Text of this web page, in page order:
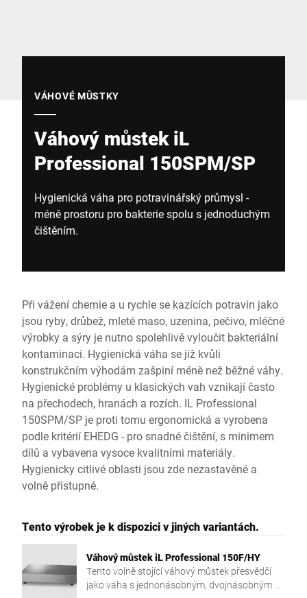
VÁHOVÉ MŮSTKY
Váhový můstek iL
Professional 150SPM/SP
Hygienická váha pro potravinářský průmysl -
méně prostoru pro bakterie spolu s jednoduchým
čištěním.
Při vážení chemie a u rychle se kazících potravin jako
jsou ryby, drůbež, mleté maso, uzenina, pečivo, mléčné
výrobky a sýry je nutno spolehlivě vyloučit bakteriální
kontaminaci. Hygienická váha se již kvůli
konstrukčním výhodám zašpiní méně než běžné váhy.
Hygienické problémy u klasických vah vznikají často
na přechodech, hranách a rozích. IL Professional
150SPM/SP je proti tomu ergonomická a vyrobena
podle kritérií EHEDG - pro snadné čištění, s minimem
dílů a vybavena vysoce kvalitními materiály.
Hygienicky citlivé oblasti jsou zde nezastavěné a
volně přístupné.
Tento výrobek je k dispozici v jiných variantách.
Váhový můstek iL Professional 150F/HY
Tento volně stojící váhový můstek přesvědčí
jako váha s jednonásobným, dvojnásobným a